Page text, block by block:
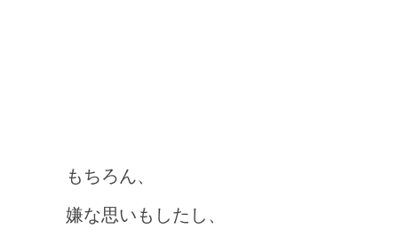
もちろん、
嫌な思いもしたし、